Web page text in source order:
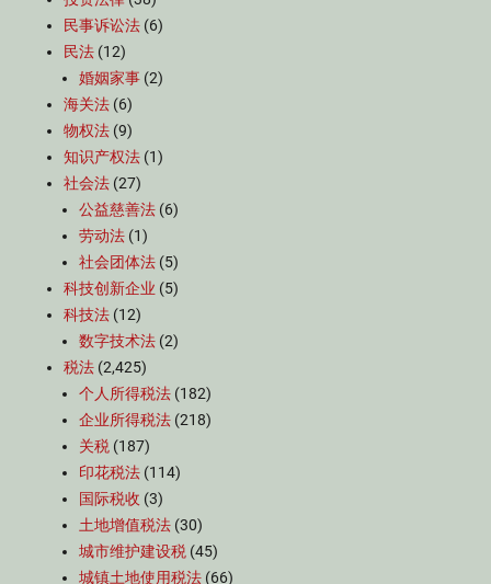
民事诉讼法 (6)
民法 (12)
婚姻家事 (2)
海关法 (6)
物权法 (9)
知识产权法 (1)
社会法 (27)
公益慈善法 (6)
劳动法 (1)
社会团体法 (5)
科技创新企业 (5)
科技法 (12)
数字技术法 (2)
税法 (2,425)
个人所得税法 (182)
企业所得税法 (218)
关税 (187)
印花税法 (114)
国际税收 (3)
土地增值税法 (30)
城市维护建设税 (45)
城镇土地使用税法 (66)